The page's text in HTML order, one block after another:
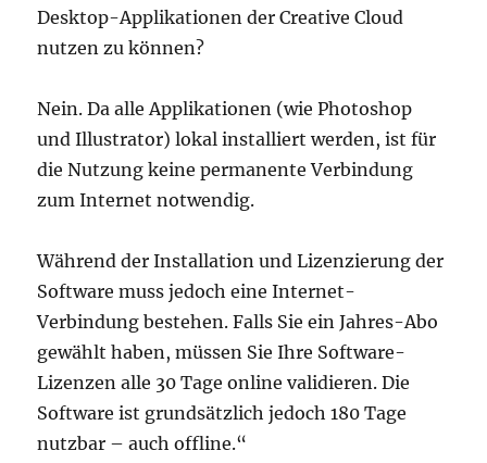
Desktop-Applikationen der Creative Cloud
nutzen zu können?
Nein. Da alle Applikationen (wie Photoshop
und Illustrator) lokal installiert werden, ist für
die Nutzung keine permanente Verbindung
zum Internet notwendig.
Während der Installation und Lizenzierung der
Software muss jedoch eine Internet-
Verbindung bestehen. Falls Sie ein Jahres-Abo
gewählt haben, müssen Sie Ihre Software-
Lizenzen alle 30 Tage online validieren. Die
Software ist grundsätzlich jedoch 180 Tage
nutzbar – auch offline.“